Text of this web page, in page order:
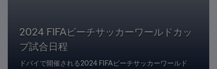
2024 FIFAビーチサッカーワールドカッ
プ試合日程
ドバイで開催される2024 FIFAビーチサッカーワールド